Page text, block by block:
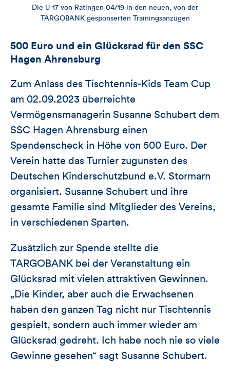
Die U-17 von Ratingen 04/19 in den neuen, von der
TARGOBANK gesponserten Trainingsanzügen
500 Euro und ein Glücksrad für den SSC
Hagen Ahrensburg
Zum Anlass des Tischtennis-Kids Team Cup
am 02.09.2023 überreichte
Vermögensmanagerin Susanne Schubert dem
SSC Hagen Ahrensburg einen
Spendenscheck in Höhe von 500 Euro. Der
Verein hatte das Turnier zugunsten des
Deutschen Kinderschutzbund e.V. Stormarn
organisiert. Susanne Schubert und ihre
gesamte Familie sind Mitglieder des Vereins,
in verschiedenen Sparten.
Zusätzlich zur Spende stellte die
TARGOBANK bei der Veranstaltung ein
Glücksrad mit vielen attraktiven Gewinnen.
„Die Kinder, aber auch die Erwachsenen
haben den ganzen Tag nicht nur Tischtennis
gespielt, sondern auch immer wieder am
Glücksrad gedreht. Ich habe noch nie so viele
Gewinne gesehen“ sagt Susanne Schubert.